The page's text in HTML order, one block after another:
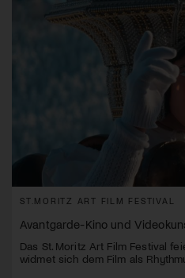
ST.MORITZ ART FILM FESTIVAL
Avantgarde-Kino und
Das St. Moritz Art Film Festival
widmet sich dem Film als